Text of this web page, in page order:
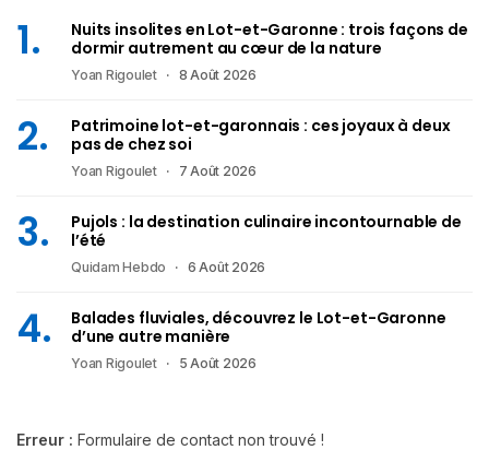
Nuits insolites en Lot-et-Garonne : trois façons de
dormir autrement au cœur de la nature
Yoan Rigoulet 8 Août 2026
Patrimoine lot-et-garonnais : ces joyaux à deux
pas de chez soi
Yoan Rigoulet 7 Août 2026
Pujols : la destination culinaire incontournable de
l’été
Quidam Hebdo 6 Août 2026
Balades fluviales, découvrez le Lot-et-Garonne
d’une autre manière
Yoan Rigoulet 5 Août 2026
Erreur : Formulaire de contact non trouvé !